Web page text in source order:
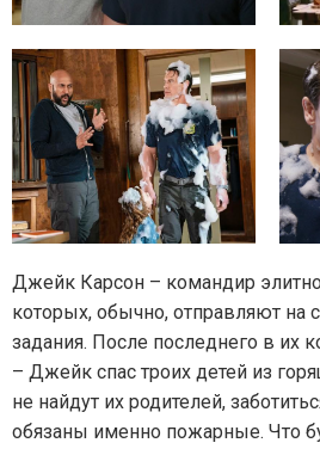
Джейк Карсон – командир
которых, обычно, отправляют
задания. После последнего в их
– Джейк спас троих детей из
не найдут их родителей,
обязаны именно пожарные. Что